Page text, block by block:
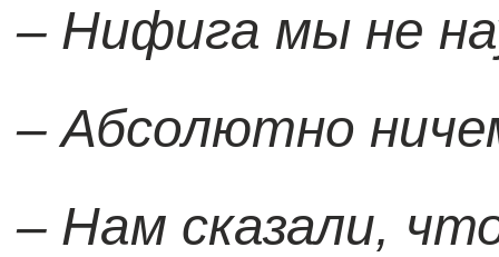
– Нифига мы не
– Абсолютно
– Нам сказали,